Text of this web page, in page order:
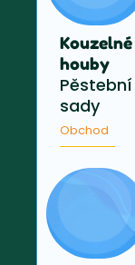
Kouzelné
houby
Pěstební
sady
Obchod